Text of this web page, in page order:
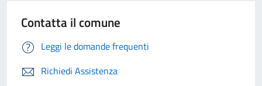
Contatta il comune
Leggi le domande frequenti
Richiedi Assistenza